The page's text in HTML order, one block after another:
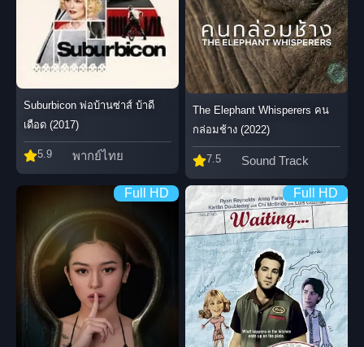
Suburbicon พ่อบ้านซ่าส์ บ้าดี
เดือด (2017)
5.9 พากย์ไทย
The Elephant Whisperers คน
กล่อมช้าง (2022)
7.5 Sound Track
Full HD Full HD